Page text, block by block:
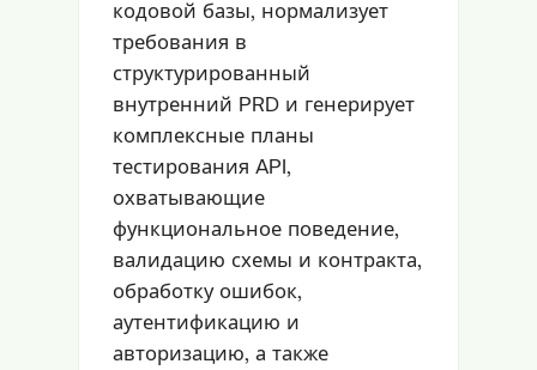
кодовой базы, нормализует
требования в
структурированный
внутренний PRD и генерирует
комплексные планы
тестирования API,
охватывающие
функциональное поведение,
валидацию схемы и контракта,
обработку ошибок,
аутентификацию и
авторизацию, а также